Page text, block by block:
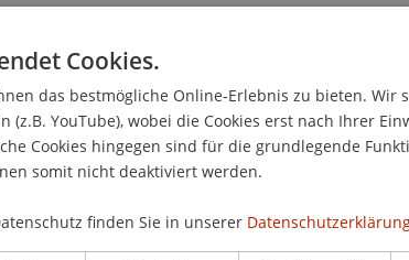
Verwendung "geleakter" Informationen von
von Whistleblowern.Zeitschrift für das
Cookies.
das bestmögliche Online-Erlebnis zu bieten. Wir
(z.B. YouTube), wobei die Cookies erst nach Ihrer
Cookies hingegen sind für die grundlegende
somit nicht deaktiviert werden.
finden Sie in unserer